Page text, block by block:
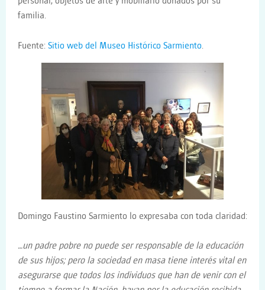
familia.
Fuente: Sitio web del Museo Histórico Sarmiento.
Domingo Faustino Sarmiento lo expresaba con toda claridad:
…un padre pobre no puede ser responsable de la educación
de sus hijos; pero la sociedad en masa tiene interés vital en
asegurarse que todos los individuos que han de venir con el